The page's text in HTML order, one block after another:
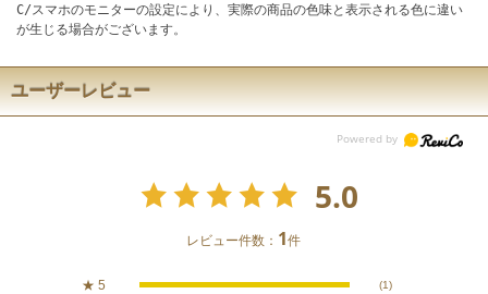
C/スマホのモニターの設定により、実際の商品の色味と表示される色に違い
が生じる場合がございます。
ユーザーレビュー
5.0
レビュー件数： 1件
★ 5 (1)